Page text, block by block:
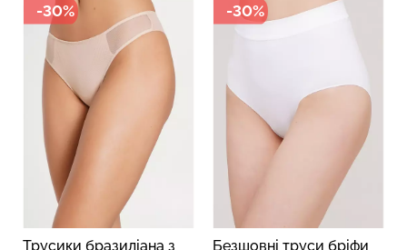
-30%
Трусики бразиліана з
-30%
Безшовні труси бріфи